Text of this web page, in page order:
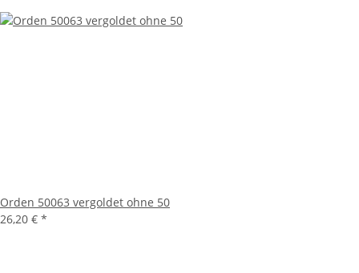
Orden 50063 vergoldet ohne 50
26,20 € *